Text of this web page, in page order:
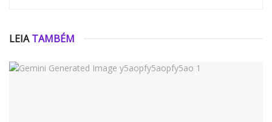
LEIATAMBÉM